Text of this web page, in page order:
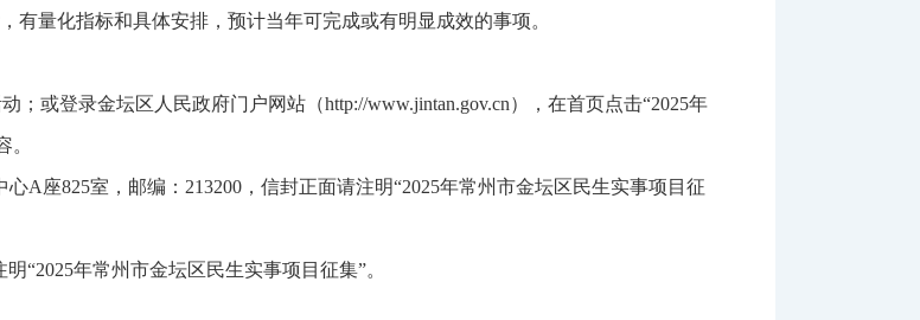
有量化指标和具体安排，预计当年可完成或有明显成效的事项。
；或登录金坛区人民政府门户网站（http://www.jintan.gov.cn），在首页点击“2025年
。
A座825室，邮编：213200，信封正面请注明“2025年常州市金坛区民生实事项目征
“2025年常州市金坛区民生实事项目征集”。